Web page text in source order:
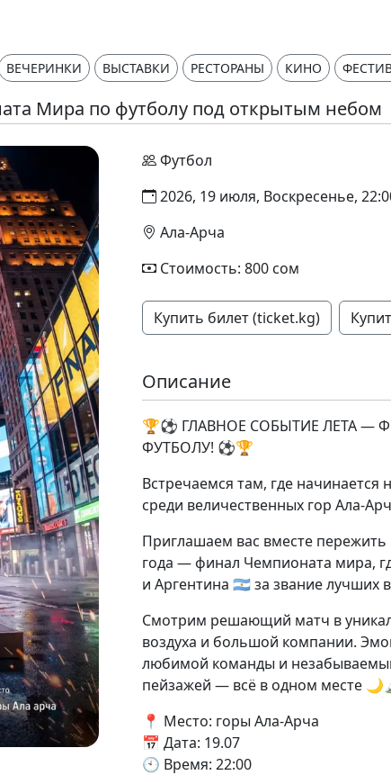
ВЕЧЕРИНКИ ВЫСТАВКИ РЕСТОРАНЫ КИНО
Мира по футболу под открытым небом
Футбол
2026, 19 июля, Воскресенье,
Ала-Арча
Стоимость: 800 сом
Купить билет (ticket.kg)
Описание
🏆⚽ ГЛАВНОЕ СОБЫТИЕ ЛЕТА —
ФУТБОЛУ! ⚽🏆
Встречаемся там, где
среди величественных гор Ала-
Приглашаем вас вместе
года — финал Чемпионата мира,
и Аргентина 🇦🇷 за звание лучших
Смотрим решающий матч в
воздуха и большой компании.
любимой команды и
пейзажей — всё в одном месте
📍 Место: горы Ала-Арча
📅 Дата: 19.07
🕙 Время: 22:00